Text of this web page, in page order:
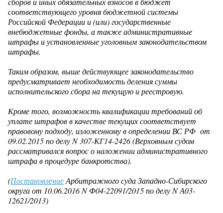
соответствующего уровня бюджетной системы
Российской Федерации и (или) государственные
внебюджетные фонды, а также административные
штрафы и установленные уголовным законодательством
штрафы.
Таким образом, выше действующее законодательство
предусматривает необходимость деления суммы
исполнительского сбора на текущую и реестровую.
Кроме того, возможность квалификации требований об
уплате штрафов в качестве текущих соответствует
правовому подходу, изложенному вопределенииВС РФ от
09.02.2015 по делу N 307-КГ14-2426 (Верховным судом
рассматривался вопрос о наложении административного
штрафа в процедуре банкротства).
(ПостановлениеАрбитражного суда Западно-Сибирского
округа от 10.06.2016 N Ф04-22091/2015 по делу N А03-
12621/2013)